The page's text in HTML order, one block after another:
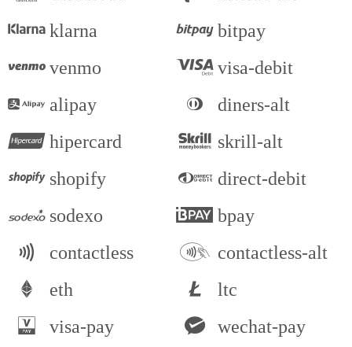
klarna
bitpay
venmo
visa-debit
alipay
diners-alt
hipercard
skrill-alt
shopify
direct-debit
sodexo
bpay
contactless
contactless-alt
eth
ltc
visa-pay
wechat-pay